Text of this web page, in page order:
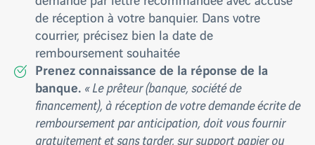
de réception à votre banquier. Dans votre
courrier, précisez bien la date de
remboursement souhaitée
Prenez connaissance de la réponse de la
banque. « Le prêteur (banque, société de
financement), à réception de votre demande écrite de
remboursement par anticipation, doit vous fournir
gratuitement et sans tarder, sur support papier ou